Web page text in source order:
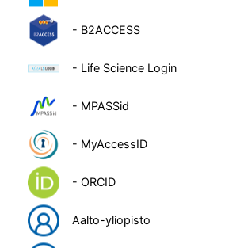
- B2ACCESS
- Life Science Login
- MPASSid
- MyAccessID
- ORCID
Aalto-yliopisto